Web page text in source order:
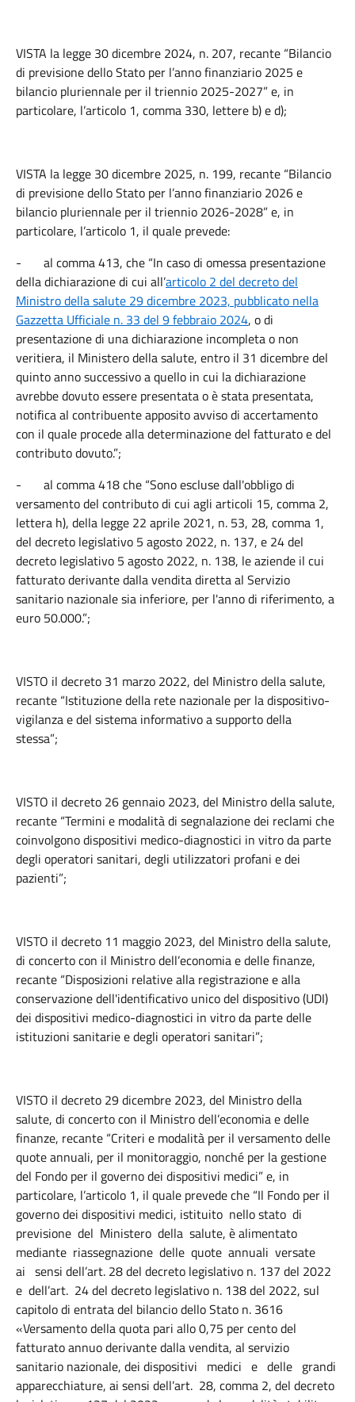
VISTA la legge 30 dicembre 2024, n. 207, recante “Bilancio
di previsione dello Stato per l’anno finanziario 2025 e
bilancio pluriennale per il triennio 2025-2027” e, in
particolare, l’articolo 1, comma 330, lettere b) e d);
VISTA la legge 30 dicembre 2025, n. 199, recante “Bilancio
di previsione dello Stato per l’anno finanziario 2026 e
bilancio pluriennale per il triennio 2026-2028” e, in
particolare, l’articolo 1, il quale prevede:
- al comma 413, che “In caso di omessa presentazione
della dichiarazione di cui all’articolo 2 del decreto del
Ministro della salute 29 dicembre 2023, pubblicato nella
Gazzetta Ufficiale n. 33 del 9 febbraio 2024, o di
presentazione di una dichiarazione incompleta o non
veritiera, il Ministero della salute, entro il 31 dicembre del
quinto anno successivo a quello in cui la dichiarazione
avrebbe dovuto essere presentata o è stata presentata,
notifica al contribuente apposito avviso di accertamento
con il quale procede alla determinazione del fatturato e del
contributo dovuto.”;
- al comma 418 che “Sono escluse dall'obbligo di
versamento del contributo di cui agli articoli 15, comma 2,
lettera h), della legge 22 aprile 2021, n. 53, 28, comma 1,
del decreto legislativo 5 agosto 2022, n. 137, e 24 del
decreto legislativo 5 agosto 2022, n. 138, le aziende il cui
fatturato derivante dalla vendita diretta al Servizio
sanitario nazionale sia inferiore, per l'anno di riferimento, a
euro 50.000.”;
VISTO il decreto 31 marzo 2022, del Ministro della salute,
recante “Istituzione della rete nazionale per la dispositivo-
vigilanza e del sistema informativo a supporto della
stessa”;
VISTO il decreto 26 gennaio 2023, del Ministro della salute,
recante “Termini e modalità di segnalazione dei reclami che
coinvolgono dispositivi medico-diagnostici in vitro da parte
degli operatori sanitari, degli utilizzatori profani e dei
pazienti”;
VISTO il decreto 11 maggio 2023, del Ministro della salute,
di concerto con il Ministro dell’economia e delle finanze,
recante “Disposizioni relative alla registrazione e alla
conservazione dell'identificativo unico del dispositivo (UDI)
dei dispositivi medico-diagnostici in vitro da parte delle
istituzioni sanitarie e degli operatori sanitari”;
VISTO il decreto 29 dicembre 2023, del Ministro della
salute, di concerto con il Ministro dell’economia e delle
finanze, recante “Criteri e modalità per il versamento delle
quote annuali, per il monitoraggio, nonché per la gestione
del Fondo per il governo dei dispositivi medici” e, in
particolare, l’articolo 1, il quale prevede che “Il Fondo per il
governo dei dispositivi medici, istituito nello stato di
previsione del Ministero della salute, è alimentato
mediante riassegnazione delle quote annuali versate
ai sensi dell’art. 28 del decreto legislativo n. 137 del 2022
e dell’art. 24 del decreto legislativo n. 138 del 2022, sul
capitolo di entrata del bilancio dello Stato n. 3616
«Versamento della quota pari allo 0,75 per cento del
fatturato annuo derivante dalla vendita, al servizio
sanitario nazionale, dei dispositivi medici e delle grandi
apparecchiature, ai sensi dell’art. 28, comma 2, del decreto